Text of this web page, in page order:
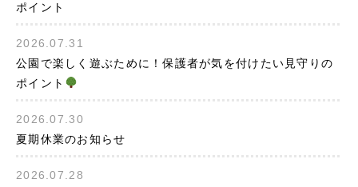
ポイント
2026.07.31
公園で楽しく遊ぶために！保護者が気を付けたい見守りの
ポイント
2026.07.30
夏期休業のお知らせ
2026.07.28